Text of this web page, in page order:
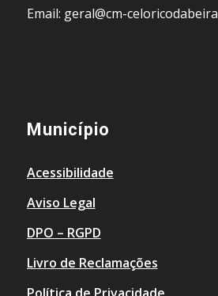
Email: geral@cm-
Município
Acessibilidade
Aviso Legal
DPO – RGPD
Livro de Reclamações